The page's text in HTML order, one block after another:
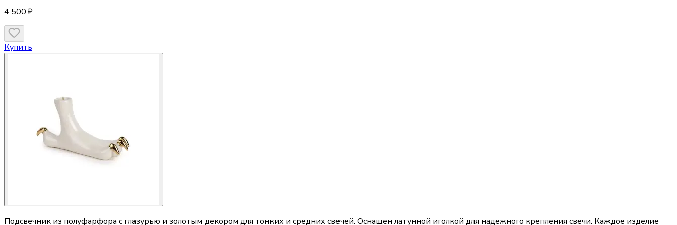
4 500 ₽
Купить
Подсвечник из полуфарфора с глазурью и золотым декором для тонких и средних свечей. Оснащен латунной иголкой для надежного крепления свечи. Каждое изделие